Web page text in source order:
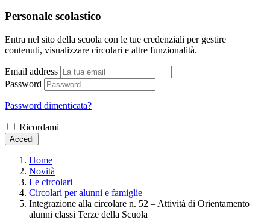
Personale scolastico
Entra nel sito della scuola con le tue credenziali per gestire
contenuti, visualizzare circolari e altre funzionalità.
Email address
Password
Password dimenticata?
Ricordami
Accedi
Home
Novità
Le circolari
Circolari per alunni e famiglie
Integrazione alla circolare n. 52 – Attività di Orientamento
alunni classi Terze della Scuola